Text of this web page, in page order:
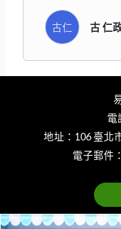
古仁 古 仁
電
地址：106 臺北
電子郵件：